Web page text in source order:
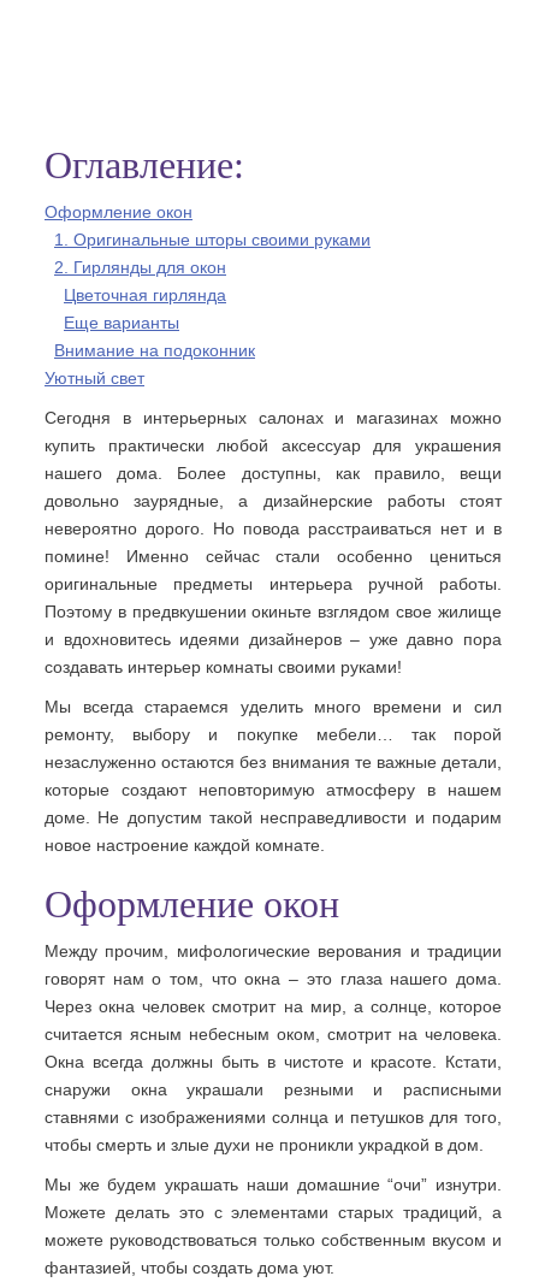
Оглавление:
Оформление окон
1. Оригинальные шторы своими руками
2. Гирлянды для окон
Цветочная гирлянда
Еще варианты
Внимание на подоконник
Уютный свет
Сегодня в интерьерных салонах и магазинах можно
купить практически любой аксессуар для украшения
нашего дома. Более доступны, как правило, вещи
довольно заурядные, а дизайнерские работы стоят
невероятно дорого. Но повода расстраиваться нет и в
помине! Именно сейчас стали особенно цениться
оригинальные предметы интерьера ручной работы.
Поэтому в предвкушении окиньте взглядом свое жилище
и вдохновитесь идеями дизайнеров – уже давно пора
создавать интерьер комнаты своими руками!
Мы всегда стараемся уделить много времени и сил
ремонту, выбору и покупке мебели… так порой
незаслуженно остаются без внимания те важные детали,
которые создают неповторимую атмосферу в нашем
доме. Не допустим такой несправедливости и подарим
новое настроение каждой комнате.
Оформление окон
Между прочим, мифологические верования и традиции
говорят нам о том, что окна – это глаза нашего дома.
Через окна человек смотрит на мир, а солнце, которое
считается ясным небесным оком, смотрит на человека.
Окна всегда должны быть в чистоте и красоте. Кстати,
снаружи окна украшали резными и расписными
ставнями с изображениями солнца и петушков для того,
чтобы смерть и злые духи не проникли украдкой в дом.
Мы же будем украшать наши домашние “очи” изнутри.
Можете делать это с элементами старых традиций, а
можете руководствоваться только собственным вкусом и
фантазией, чтобы создать дома уют.